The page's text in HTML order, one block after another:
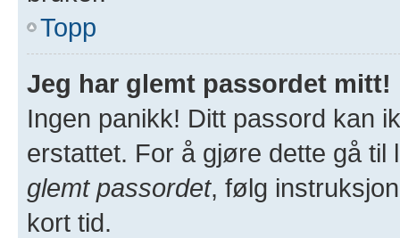
Topp
Jeg har glemt passordet mitt!
Ingen panikk! Ditt passord kan
erstattet. For å gjøre dette gå
glemt passordet, følg
kort tid.